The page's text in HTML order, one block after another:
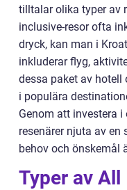
tilltalar olika typer av
inclusive-resor ofta
dryck, kan man i
inkluderar flyg,
dessa paket av hotell
i populära
Genom att investera i
resenärer njuta av en
behov och önskemål
Typer av